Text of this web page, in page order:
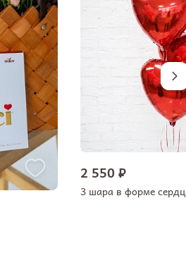
2 550 ₽
3 шара в форме